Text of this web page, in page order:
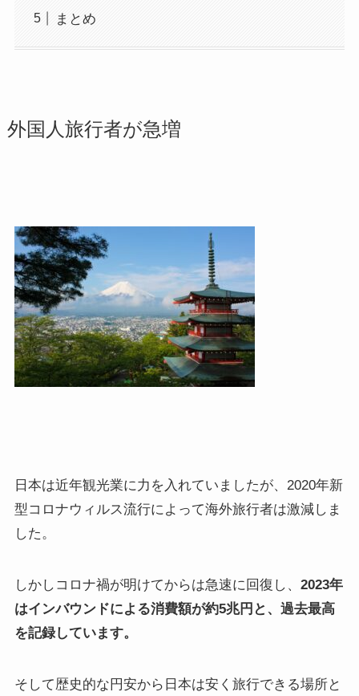
まとめ
外国人旅行者が急増
日本は近年観光業に力を入れていましたが、2020年新
型コロナウィルス流行によって海外旅行者は激減しま
した。
しかしコロナ禍が明けてからは急速に回復し、 2023年
はインバウンドによる消費額が約5兆円と、過去最高
を記録しています。
そして歴史的な円安から日本は安く旅行できる場所と